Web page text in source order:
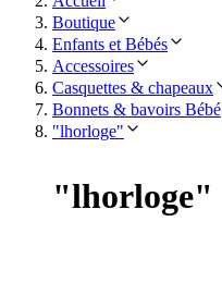
Boutique
Enfants et Bébés
Accessoires
Casquettes & chapeaux
Bonnets & bavoirs Bébé
"lhorloge"
"lhorloge"